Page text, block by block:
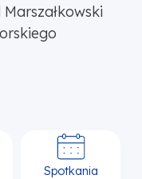
Spotkania